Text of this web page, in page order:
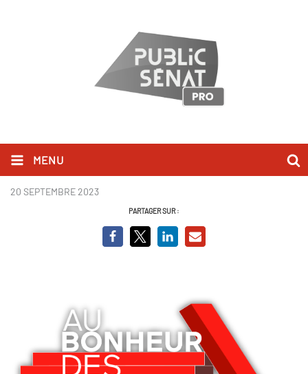
MENU
ABDL couleur.png
20 SEPTEMBRE 2023
PARTAGER SUR :